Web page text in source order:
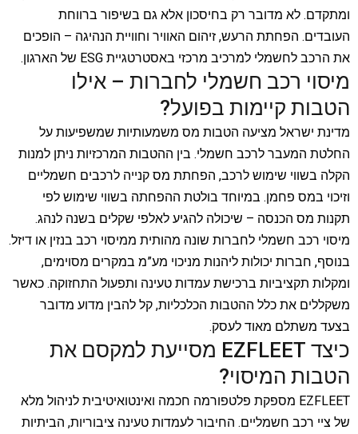
ומתקדם. לא מדובר רק בחיסכון אלא גם בשיפור ברווחת
העובדים. הפחתת הרעש, זיהום האוויר וחוויית הנהיגה – הופכים
את הרכב לחשמלי למרכיב מרכזי באסטרטגיית ESG של הארגון.
מיסוי רכב חשמלי לחברות – אילו
הטבות קיימות בפועל?
מדינת ישראל מציעה הטבות מס משמעותיות שמשפיעות על
החלטת המעבר לרכב חשמלי. בין ההטבות המרכזיות ניתן למנות
הקלה בשווי שימוש לרכב, הפחתת מס קנייה לרכבים חשמליים
וזיכוי במס פחמן. במיוחד בולטת ההפחתה בשווי שימוש לפי
תקנות מס הכנסה – שיכולה להגיע לאלפי שקלים בשנה לנהג.
מיסוי רכב חשמלי לחברות שונה מהותית ממיסוי רכב בנזין או דיזל.
בנוסף, חברות יכולות ליהנות מניכוי מע”מ במקרים מסוימים,
ומקלות תקציביות ברכישת עמדות טעינה ותפעול התחזוקה. כאשר
משקללים את כלל ההטבות הכלכליות, קל להבין מדוע מדובר
בצעד משתלם מאוד לעסק.
כיצד EZFLEET מסייעת למקסם את
הטבות המיסוי?
EZFLEET מספקת פלטפורמה חכמה ואינטואיטיבית לניהול מלא
של ציי רכב חשמליים. החיבור לעמדות טעינה ציבוריות, הביתיות